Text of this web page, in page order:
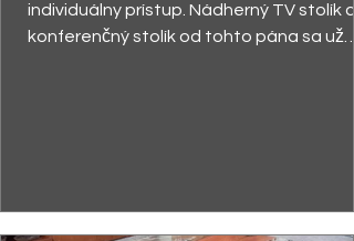
individuálny prístup. Nádherný TV stolík a
konferenčný stolík od tohto pána sa už